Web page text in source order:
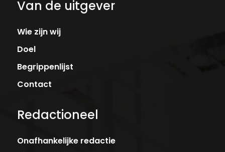
Van de uitgever
Wie zijn wij
Doel
Begrippenlijst
Contact
Redactioneel
Onafhankelijke redactie